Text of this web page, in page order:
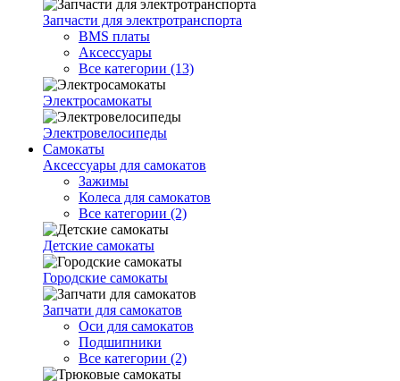
Запчасти для электротранспорта
BMS платы
Аксессуары
Все категории (13)
Электросамокаты
Электровелосипеды
Самокаты
Аксессуары для самокатов
Зажимы
Колеса для самокатов
Все категории (2)
Детские самокаты
Городские самокаты
Запчати для самокатов
Оси для самокатов
Подшипники
Все категории (2)